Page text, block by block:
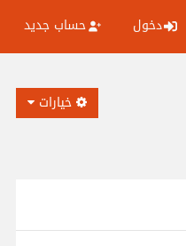
دخول حساب جديد
خيارات